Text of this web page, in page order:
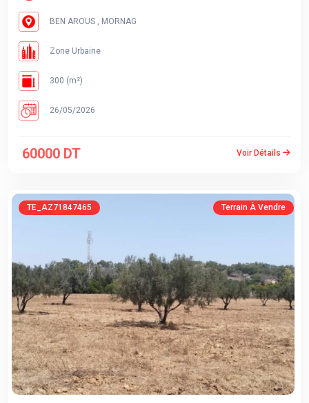
BEN AROUS , MORNAG
Zone Urbaine
300 (m²)
26/05/2026
60000 DT Voir Détails
TE_AZ71847465 Terrain À Vendre